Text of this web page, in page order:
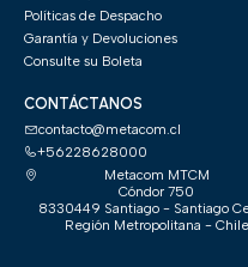
Políticas de Despacho
Garantía y Devoluciones
Consulte su Boleta
CONTÁCTANOS
contacto@metacom.cl
+56228628000
Metacom MTCM
Cóndor 750
8330449 Santiago - Santiago
Región Metropolitana - Chile